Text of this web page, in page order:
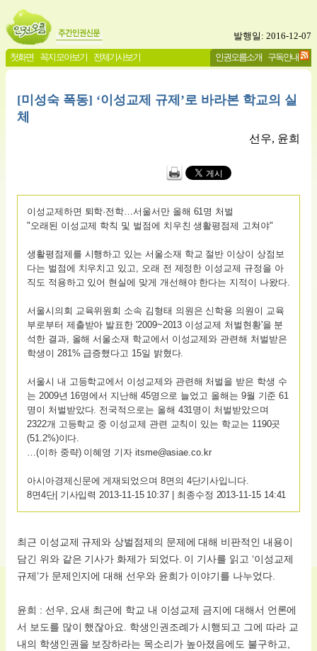
발행일: 2016-12-07
첫화면 꼭지 모아보기 전체기사보기 인권오름소개 구독안내
[미성숙 폭동] ‘이성교제 규제’로 바라본 학교의 실
체
선우, 윤희
이성교제하면 퇴학·전학…서울서만 올해 61명 처벌
"오래된 이성교제 학칙 및 벌점에 치우친 생활평점제 고쳐야"
생활평점제를 시행하고 있는 서울소재 학교 절반 이상이 상점보
다는 벌점에 치우치고 있고, 오래 전 제정한 이성교제 규정을 아
직도 적용하고 있어 현실에 맞게 개선해야 한다는 지적이 나왔다.
서울시의회 교육위원회 소속 김형태 의원은 신학용 의원이 교육
부로부터 제출받아 발표한 '2009~2013 이성교제 처벌현황'을 분
석한 결과, 올해 서울소재 학교에서 이성교제와 관련해 처벌받은
학생이 281% 급증했다고 15일 밝혔다.
서울시 내 고등학교에서 이성교제와 관련해 처벌을 받은 학생 수
는 2009년 16명에서 지난해 45명으로 늘었고 올해는 9월 기준 61
명이 처벌받았다. 전국적으로는 올해 431명이 처벌받았으며
2322개 고등학교 중 이성교제 관련 교칙이 있는 학교는 1190곳
(51.2%)이다.
…(이하 중략) 이혜영 기자 itsme@asiae.co.kr
아시아경제신문에 게재되었으며 8면의 4단기사입니다.
8면4단| 기사입력 2013-11-15 10:37 | 최종수정 2013-11-15 14:41
최근 이성교제 규제와 상벌점제의 문제에 대해 비판적인 내용이
담긴 위와 같은 기사가 화제가 되었다. 이 기사를 읽고 ‘이성교제
규제’가 문제인지에 대해 선우와 윤희가 이야기를 나누었다.
윤희 : 선우, 요새 최근에 학교 내 이성교제 금지에 대해서 언론에
서 보도를 많이 했잖아요. 학생인권조례가 시행되고 그에 따라 교
내의 학생인권을 보장하라는 목소리가 높아졌음에도 불구하고,